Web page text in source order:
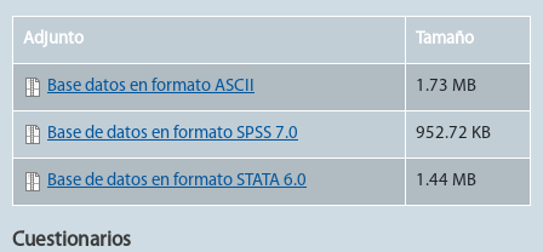
Adjunto Tamaño
Base datos en formato ASCII 1.73 MB
Base de datos en formato SPSS 7.0 952.72 KB
Base de datos en formato STATA 6.0 1.44 MB
Cuestionarios